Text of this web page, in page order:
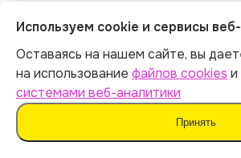
Нужна другая
Создать
Используем cookie и сервисы
Оставаясь на нашем сайте, вы
на использование файлов cookies и
системами веб-аналитики
Принять